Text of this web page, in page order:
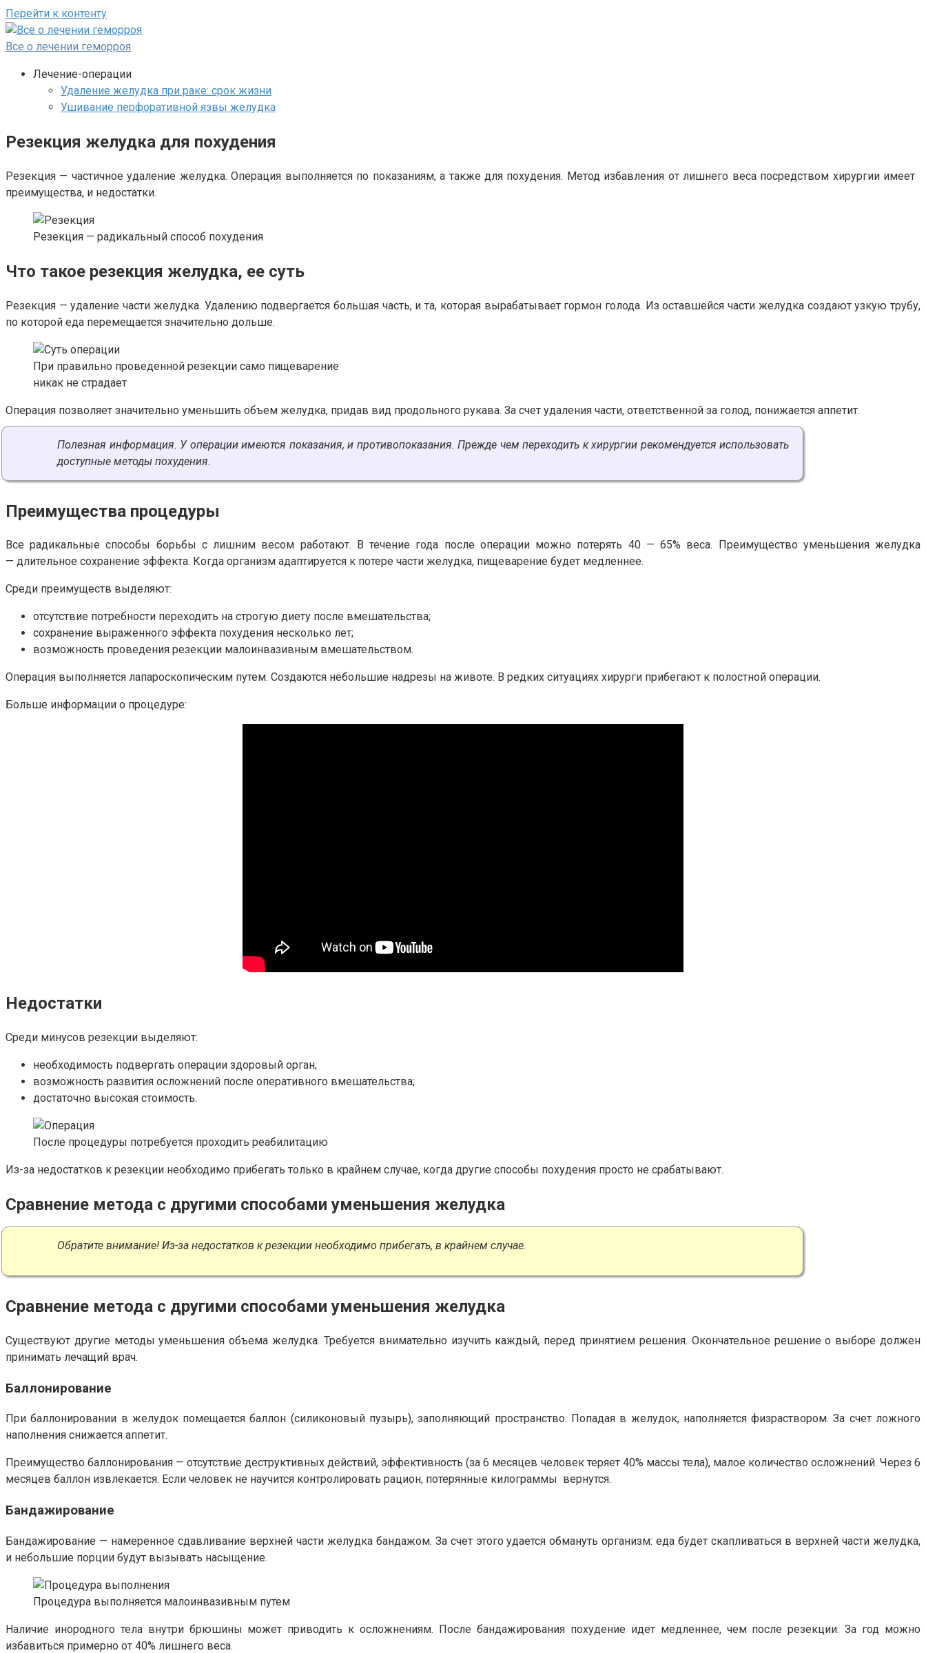
Перейти к контенту
Все о лечении геморроя
Лечение-операции
Удаление желудка при раке: срок жизни
Ушивание перфоративной язвы желудка
Резекция желудка для похудения
Резекция — частичное удаление желудка. Операция выполняется по показаниям, а также для похудения. Метод избавления от лишнего веса посредством хирургии имеет
преимущества, и недостатки.
Резекция — радикальный способ похудения
Что такое резекция желудка, ее суть
Резекция — удаление части желудка. Удалению подвергается большая часть, и та, которая вырабатывает гормон голода. Из оставшейся части желудка создают узкую трубу,
по которой еда перемещается значительно дольше.
При правильно проведенной резекции само пищеварение
никак не страдает
Операция позволяет значительно уменьшить объем желудка, придав вид продольного рукава. За счет удаления части, ответственной за голод, понижается аппетит.
Полезная информация. У операции имеются показания, и противопоказания. Прежде чем переходить к хирургии рекомендуется использовать
доступные методы похудения.
Преимущества процедуры
Все радикальные способы борьбы с лишним весом работают. В течение года после операции можно потерять 40 — 65% веса. Преимущество уменьшения желудка
— длительное сохранение эффекта. Когда организм адаптируется к потере части желудка, пищеварение будет медленнее.
Среди преимуществ выделяют:
отсутствие потребности переходить на строгую диету после вмешательства;
сохранение выраженного эффекта похудения несколько лет;
возможность проведения резекции малоинвазивным вмешательством.
Операция выполняется лапароскопическим путем. Создаются небольшие надрезы на животе. В редких ситуациях хирурги прибегают к полостной операции.
Больше информации о процедуре:
Недостатки
Среди минусов резекции выделяют:
необходимость подвергать операции здоровый орган;
возможность развития осложнений после оперативного вмешательства;
достаточно высокая стоимость.
После процедуры потребуется проходить реабилитацию
Из-за недостатков к резекции необходимо прибегать только в крайнем случае, когда другие способы похудения просто не срабатывают.
Сравнение метода с другими способами уменьшения желудка
Обратите внимание! Из-за недостатков к резекции необходимо прибегать, в крайнем случае.
Сравнение метода с другими способами уменьшения желудка
Существуют другие методы уменьшения объема желудка. Требуется внимательно изучить каждый, перед принятием решения. Окончательное решение о выборе должен
принимать лечащий врач.
Баллонирование
При баллонировании в желудок помещается баллон (силиконовый пузырь), заполняющий пространство. Попадая в желудок, наполняется физраствором. За счет ложного
наполнения снижается аппетит.
Преимущество баллонирования — отсутствие деструктивных действий, эффективность (за 6 месяцев человек теряет 40% массы тела), малое количество осложнений. Через 6
месяцев баллон извлекается. Если человек не научится контролировать рацион, потерянные килограммы вернутся.
Бандажирование
Бандажирование — намеренное сдавливание верхней части желудка бандажом. За счет этого удается обмануть организм: еда будет скапливаться в верхней части желудка,
и небольшие порции будут вызывать насыщение.
Процедура выполняется малоинвазивным путем
Наличие инородного тела внутри брюшины может приводить к осложнениям. После бандажирования похудение идет медленнее, чем после резекции. За год можно
избавиться примерно от 40% лишнего веса.